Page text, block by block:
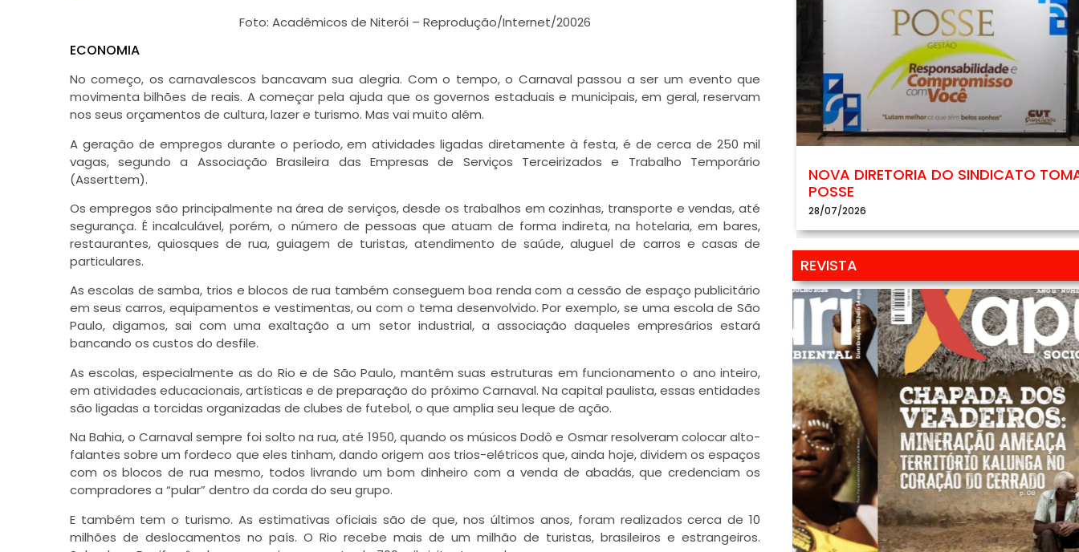
Foto: Acadêmicos de Niterói – Reprodução/Internet/20026
ECONOMIA
No começo, os carnavalescos bancavam sua alegria. Com o tempo, o Carnaval passou a ser um evento que
movimenta bilhões de reais. A começar pela ajuda que os governos estaduais e municipais, em geral, reservam
nos seus orçamentos de cultura, lazer e turismo. Mas vai muito além.
A geração de empregos durante o período, em atividades ligadas diretamente à festa, é de cerca de 250 mil
vagas, segundo a Associação Brasileira das Empresas de Serviços Terceirizados e Trabalho Temporário
(Asserttem).
Os empregos são principalmente na área de serviços, desde os trabalhos em cozinhas, transporte e vendas, até
segurança. É incalculável, porém, o número de pessoas que atuam de forma indireta, na hotelaria, em bares,
restaurantes, quiosques de rua, guiagem de turistas, atendimento de saúde, aluguel de carros e casas de
particulares.
As escolas de samba, trios e blocos de rua também conseguem boa renda com a cessão de espaço publicitário
em seus carros, equipamentos e vestimentas, ou com o tema desenvolvido. Por exemplo, se uma escola de São
Paulo, digamos, sai com uma exaltação a um setor industrial, a associação daqueles empresários estará
bancando os custos do desfile.
As escolas, especialmente as do Rio e de São Paulo, mantêm suas estruturas em funcionamento o ano inteiro,
em atividades educacionais, artísticas e de preparação do próximo Carnaval. Na capital paulista, essas entidades
são ligadas a torcidas organizadas de clubes de futebol, o que amplia seu leque de ação.
Na Bahia, o Carnaval sempre foi solto na rua, até 1950, quando os músicos Dodô e Osmar resolveram colocar alto-
falantes sobre um fordeco que eles tinham, dando origem aos trios-elétricos que, ainda hoje, dividem os espaços
com os blocos de rua mesmo, todos livrando um bom dinheiro com a venda de abadás, que credenciam os
compradores a “pular” dentro da corda do seu grupo.
E também tem o turismo. As estimativas oficiais são de que, nos últimos anos, foram realizados cerca de 10
milhões de deslocamentos no país. O Rio recebe mais de um milhão de turistas, brasileiros e estrangeiros.
NOVA DIRETORIA DO SINDICATO
POSSE
28/07/2026
REVISTA